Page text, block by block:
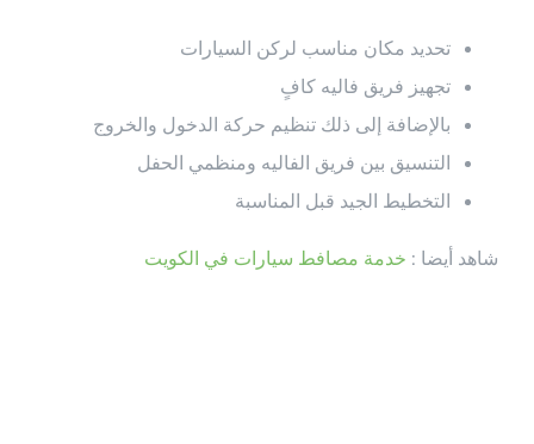
تحديد مكان مناسب لركن السيارات
تجهيز فريق فاليه كافٍ
بالإضافة إلى ذلك تنظيم حركة الدخول والخروج
التنسيق بين فريق الفاليه ومنظمي الحفل
التخطيط الجيد قبل المناسبة
شاهد أيضا : خدمة مصافط سيارات في الكويت